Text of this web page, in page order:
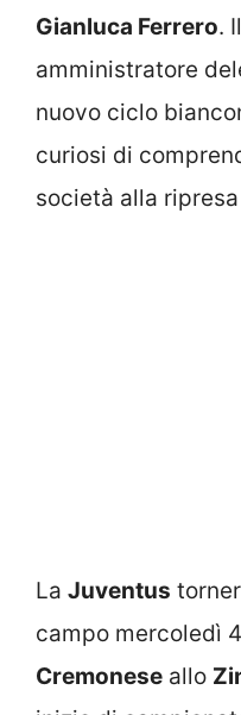
Gianluca Ferrero.
amministratore
nuovo ciclo
curiosi di
società alla
La Juventus
campo mercoledì
Cremonese allo